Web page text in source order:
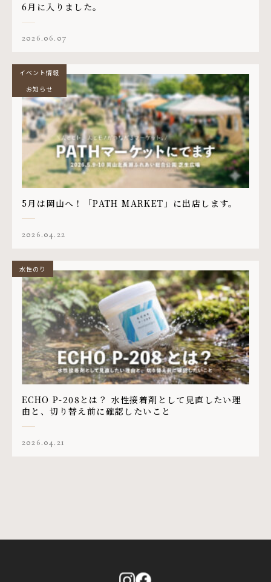
6月に入りました。
2026.06.07
5月は岡山へ！「PATH MARKET」に出店します。
2026.04.22
イベント情報
お知らせ
ECHO P-208とは？ 水性接着剤として見直したい理
由と、切り替え前に確認したいこと
2026.04.21
水性のり